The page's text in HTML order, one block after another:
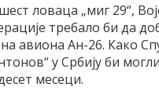
ловаца „миг 29“,
требало би да
авиона Ан-26. Како
у Србију би
месеци.